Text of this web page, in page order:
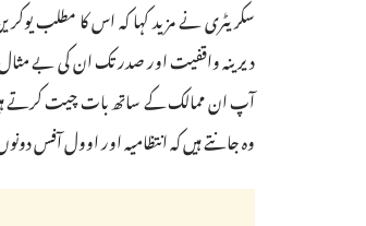
دیرینہ واقفیت اور صدر تک ان کی بے
آپ ان ممالک کے ساتھ بات چیت کرتے
وہ جانتے ہیں کہ انتظامیہ اور اوول آفس